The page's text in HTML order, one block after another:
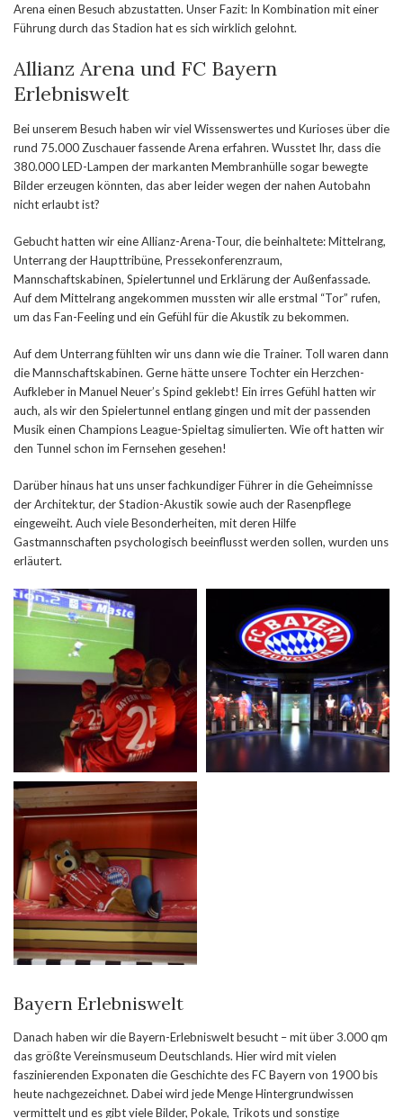
Arena einen Besuch abzustatten. Unser Fazit: In Kombination mit einer
Führung durch das Stadion hat es sich wirklich gelohnt.
Allianz Arena und FC Bayern
Erlebniswelt
Bei unserem Besuch haben wir viel Wissenswertes und Kurioses über die
rund 75.000 Zuschauer fassende Arena erfahren. Wusstet Ihr, dass die
380.000 LED-Lampen der markanten Membranhülle sogar bewegte
Bilder erzeugen könnten, das aber leider wegen der nahen Autobahn
nicht erlaubt ist?
Gebucht hatten wir eine Allianz-Arena-Tour, die beinhaltete: Mittelrang,
Unterrang der Haupttribüne, Pressekonferenzraum,
Mannschaftskabinen, Spielertunnel und Erklärung der Außenfassade.
Auf dem Mittelrang angekommen mussten wir alle erstmal “Tor” rufen,
um das Fan-Feeling und ein Gefühl für die Akustik zu bekommen.
Auf dem Unterrang fühlten wir uns dann wie die Trainer. Toll waren dann
die Mannschaftskabinen. Gerne hätte unsere Tochter ein Herzchen-
Aufkleber in Manuel Neuer’s Spind geklebt! Ein irres Gefühl hatten wir
auch, als wir den Spielertunnel entlang gingen und mit der passenden
Musik einen Champions League-Spieltag simulierten. Wie oft hatten wir
den Tunnel schon im Fernsehen gesehen!
Darüber hinaus hat uns unser fachkundiger Führer in die Geheimnisse
der Architektur, der Stadion-Akustik sowie auch der Rasenpflege
eingeweiht. Auch viele Besonderheiten, mit deren Hilfe
Gastmannschaften psychologisch beeinflusst werden sollen, wurden uns
erläutert.
Bayern Erlebniswelt
Danach haben wir die Bayern-Erlebniswelt besucht – mit über 3.000 qm
das größte Vereinsmuseum Deutschlands. Hier wird mit vielen
faszinierenden Exponaten die Geschichte des FC Bayern von 1900 bis
heute nachgezeichnet. Dabei wird jede Menge Hintergrundwissen
vermittelt und es gibt viele Bilder, Pokale, Trikots und sonstige